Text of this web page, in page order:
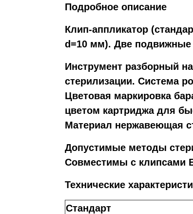
Подробное описание
Клип-аппликатор
d=10 мм). Две
Инструмент разборный
стерилизации. Система
Цветовая маркировка
цветом картриджа для
Материал нержавеющая
Допустимые методы
Совместимы с клипсами
Технические
Стандарт